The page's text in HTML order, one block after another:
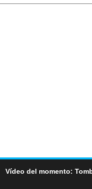
Vídeo del momento: